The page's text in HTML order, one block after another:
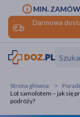
Darmowa
MIN.
Strona główna
Lot samolotem – jak się
podróży?